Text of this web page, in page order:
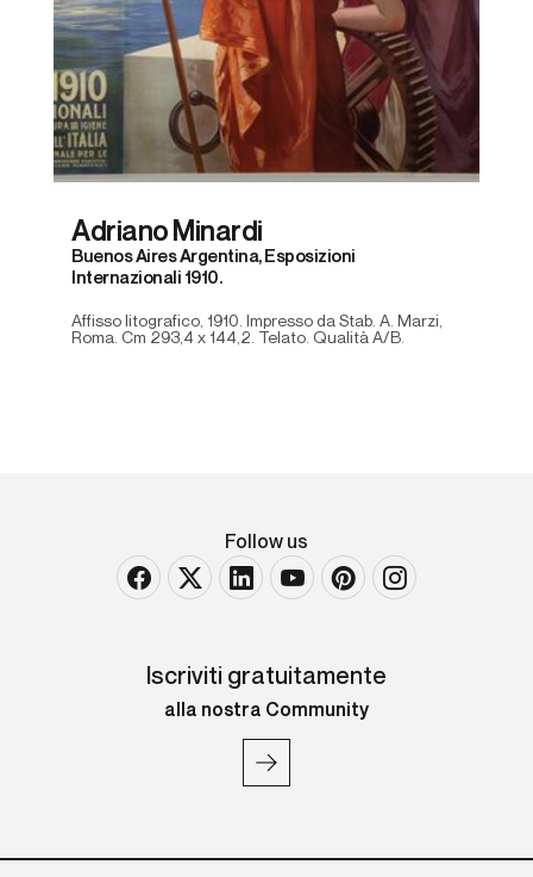
Adriano Minardi
Buenos Aires Argentina, Esposizioni
Internazionali 1910.
Affisso litografico, 1910. Impresso da Stab. A. Marzi,
Roma. Cm 293,4 x 144,2. Telato. Qualità A/B.
Follow us
Iscriviti gratuitamente
alla nostra Community